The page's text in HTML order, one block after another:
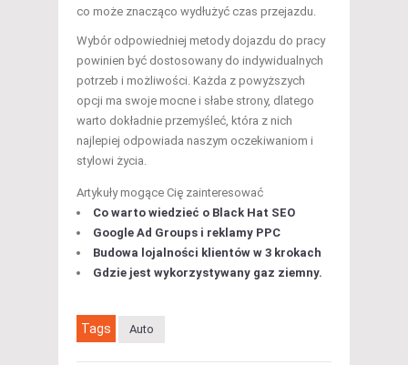
co może znacząco wydłużyć czas przejazdu.
Wybór odpowiedniej metody dojazdu do pracy
powinien być dostosowany do indywidualnych
potrzeb i możliwości. Każda z powyższych
opcji ma swoje mocne i słabe strony, dlatego
warto dokładnie przemyśleć, która z nich
najlepiej odpowiada naszym oczekiwaniom i
stylowi życia.
Artykuły mogące Cię zainteresować
Co warto wiedzieć o Black Hat SEO
Google Ad Groups i reklamy PPC
Budowa lojalności klientów w 3 krokach
Gdzie jest wykorzystywany gaz ziemny.
Tags Auto